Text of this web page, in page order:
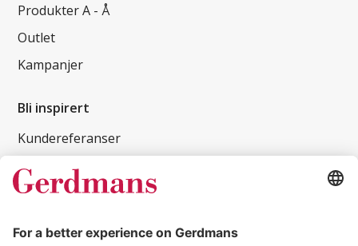
Produkter A - Å
Outlet
Kampanjer
Bli inspirert
Kundereferanser
Magasin
Tips og guider
Kontakt